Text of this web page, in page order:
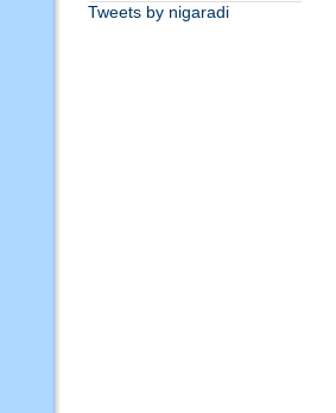
Tweets by nigaradi